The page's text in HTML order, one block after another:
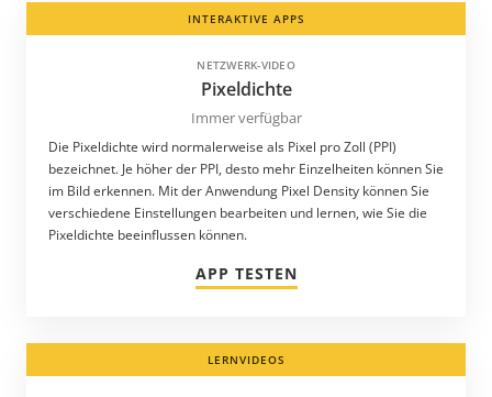
INTERAKTIVE APPS
NETZWERK-VIDEO
Pixeldichte
Immer verfügbar
Die Pixeldichte wird normalerweise als Pixel pro Zoll (PPI)
bezeichnet. Je höher der PPI, desto mehr Einzelheiten können Sie
im Bild erkennen. Mit der Anwendung Pixel Density können Sie
verschiedene Einstellungen bearbeiten und lernen, wie Sie die
Pixeldichte beeinflussen können.
APP TESTEN
LERNVIDEOS